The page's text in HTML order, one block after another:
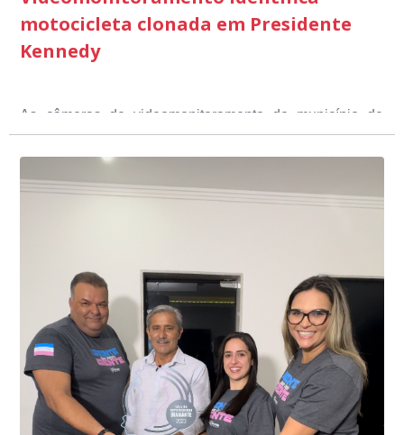
motocicleta clonada em Presidente
Kennedy
As câmeras de videomonitoramento do município de
Presidente Kennedy identificaram neste fim de semana,
01 de junho, uma motocicleta com indícios de
adulteração, imediatamente, a central de
videomonitoramento acionou a Guarda Civil Municipal,
Durante a abordagem a adulteração foi comprovada,
através da conferência do Chassi, a motocicleta, bem
conta do sistema de videomonitoramento instalado
recentemente em todo o município de Presidente
Kennedy, o sistema é integrado com outros municípios
do país, sendo possível a identificação de veículos por
meio do cruzamento de informações, nesse caso
específico, com dados de uma cidade do Estado do Rio
de Janeiro.
“Mais de 100 câmeras foram instaladas na sede e no
interior de Presidente Kennedy, garantindo mais
segurança à população, seja nas ruas, no comércio, os
produtores agropecuários. Estamos no rumo certo,
parabéns a todos os servidores que contribuem para a